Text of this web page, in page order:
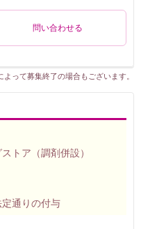
問い合わせる
って募集終了の場合もございます。
トア（調剤併設）
定通りの付与